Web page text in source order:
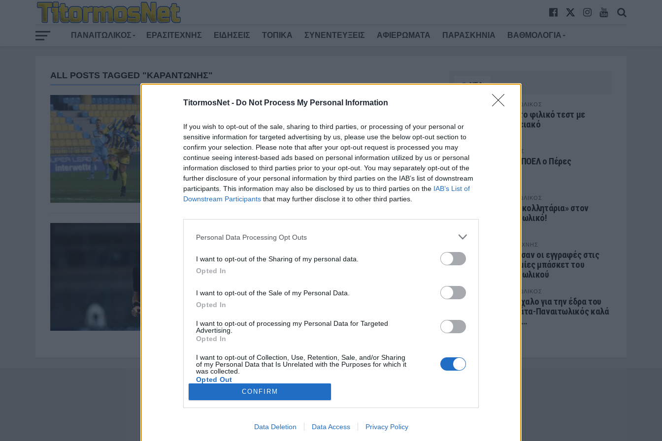
TitormosNet - Do Not Process My Personal Information
If you wish to opt-out of the sale, sharing to third parties, or processing of your personal or
sensitive information for targeted advertising by us, please use the below opt-out section to
confirm your selection. Please note that after your opt-out request is processed you may
continue seeing interest-based ads based on personal information utilized by us or personal
information disclosed to third parties prior to your opt-out. You may separately opt-out of the
further disclosure of your personal information by third parties on the IAB’s list of downstream
participants. This information may also be disclosed by us to third parties on the IAB’s List of
Downstream Participants that may further disclose it to other third parties.
Personal Data Processing Opt Outs
I want to opt-out of the Sharing of my personal data.
Opted In
I want to opt-out of the Sale of my Personal Data.
Opted In
I want to opt-out of processing my Personal Data for Targeted
Advertising.
Opted In
I want to opt-out of Collection, Use, Retention, Sale, and/or Sharing
of my Personal Data that Is Unrelated with the Purposes for which it
was collected.
Opted Out
CONFIRM
Data Deletion Data Access Privacy Policy
ΠΑΝΑΙΤΩΛΙΚΟΣ ΕΡΑΣΙΤΕΧΝΗΣ ΕΙΔΗΣΕΙΣ ΤΟΠΙΚΑ ΣΥΝΕΝΤΕΥΞΕΙΣ ΑΦΙΕΡΩΜΑΤΑ ΠΑΡΑΣΚΗΝΙΑ ΒΑΘΜΟΛΟΓΙΑ
ALL POSTS TAGGED "ΚΑΡΑΝΤΩΝΗΣ"
ΠΑΝΑΙΤΩΛΙΚΟΣ / 6 έτη
Καραντώνη (video)
Ανεξάρτητα από την εικόνα του Παναιτωλικού, η
οποία για μεγάλο μέρος του αγώνα δεν ήταν
αυτή που θα ανέμενε κανείς με...
TitormosNet Team
Ο Καραντώνης στο Παναιτωλικός –
Ολυμπιακός
Καραντώνης στο Παναιτωλικός – Ολυμπιακός. Ο
Δημήτρης Καραντώνης από τον...
ΝΕΑ
ΠΑΝΑΙΤΩΛΙΚΟΣ
Τέταρτο φιλικό τεστ με
Λεβαδειακό
ΕΙΔΗΣΕΙΣ
Στον ΑΠΟΕΛ ο Πέρες
ΠΑΝΑΙΤΩΛΙΚΟΣ
Δύο… «κολλητάρια» στον
Παναιτωλικό!
ΕΡΑΣΙΤΕΧΝΗΣ
Ξεκίνησαν οι εγγραφές στις
ακαδημίες μπάσκετ του
Παναιτωλικού
ΠΑΝΑΙΤΩΛΙΚΟΣ
Το μπάχαλο για την έδρα του
Καλαμάτα-Παναιτωλικός καλά
κρατεί…